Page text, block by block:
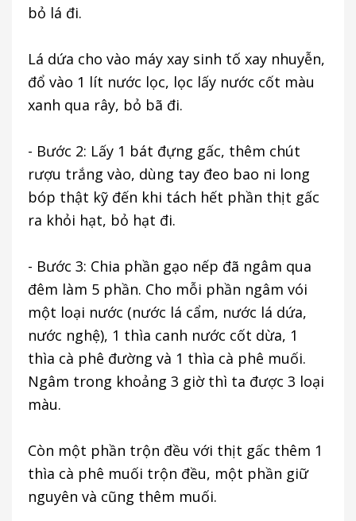
bỏ lá đi.
Lá dứa cho vào máy xay sinh tố xay nhuyễn,
đổ vào 1 lít nước lọc, lọc lấy nước cốt màu
xanh qua rây, bỏ bã đi.
- Bước 2: Lấy 1 bát đựng gấc, thêm chút
rượu trắng vào, dùng tay đeo bao ni long
bóp thật kỹ đến khi tách hết phần thịt gấc
ra khỏi hạt, bỏ hạt đi.
- Bước 3: Chia phần gạo nếp đã ngâm qua
đêm làm 5 phần. Cho mỗi phần ngâm vói
một loại nước (nước lá cẩm, nước lá dứa,
nước nghệ), 1 thìa canh nước cốt dừa, 1
thìa cà phê đường và 1 thìa cà phê muối.
Ngâm trong khoảng 3 giờ thì ta được 3 loại
màu.
Còn một phần trộn đều với thịt gấc thêm 1
thìa cà phê muối trộn đều, một phần giữ
nguyên và cũng thêm muối.